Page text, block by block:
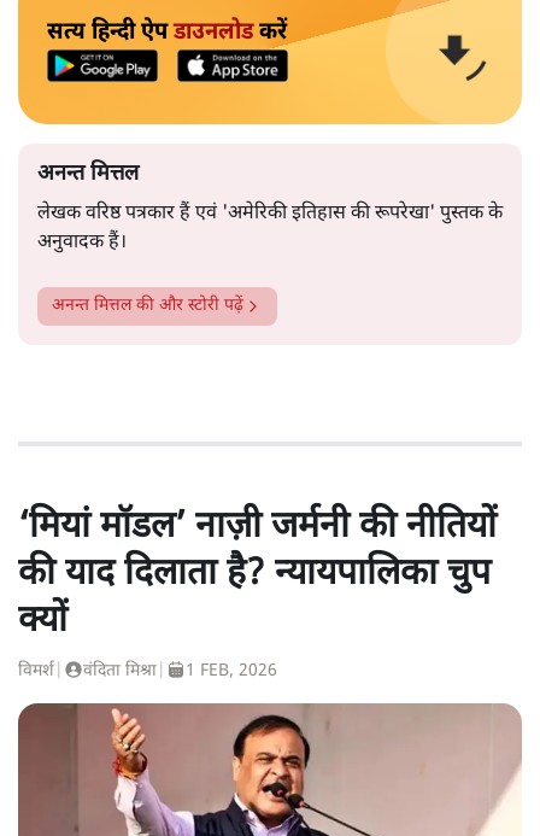
सत्य हिन्दी ऐपडाउनलोडकरें
अनन्त मित्तल
लेखक वरिष्ठ पत्रकार हैं एवं 'अमेरिकी इतिहास की रूपरेखा' पुस्तक के
अनुवादक हैं।
अनन्त मित्तलकी और स्टोरी पढ़ें
‘मियां मॉडल’ नाज़ी जर्मनी की नीतियों
की याद दिलाता है? न्यायपालिका चुप
क्यों
विमर्श वंदिता मिश्रा 1 FEB, 2026